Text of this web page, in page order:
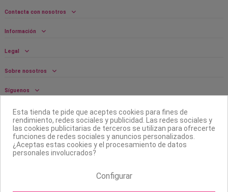
Contacta con nosotros
Información
Legal
Sobre nosotros
Síguenos
Boletín
Esta tienda te pide que aceptes cookies para fines de
rendimiento, redes sociales y publicidad. Las redes sociales y
las cookies publicitarias de terceros se utilizan para ofrecerte
funciones de redes sociales y anuncios personalizados.
¿Aceptas estas cookies y el procesamiento de datos
personales involucrados?
Configurar